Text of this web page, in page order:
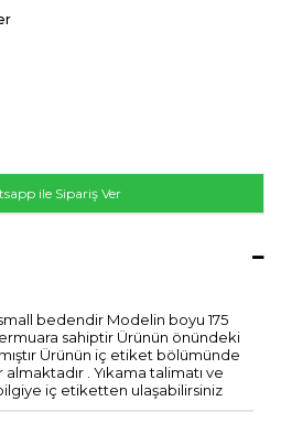
ile Sipariş Ver
bedendir Modelin boyu 175
sahiptir Ürünün önündeki
Ürünün iç etiket bölümünde
. Yıkama talimatı ve
iç etiketten ulaşabilirsiniz